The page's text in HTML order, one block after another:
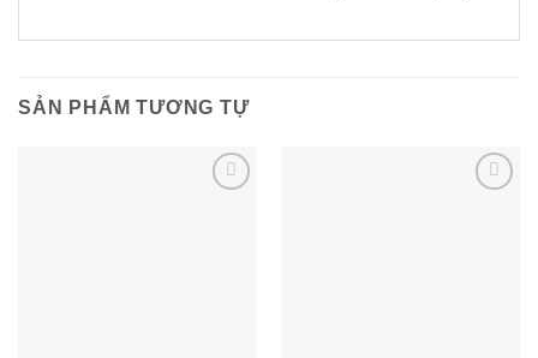
SẢN PHẨM TƯƠNG TỰ